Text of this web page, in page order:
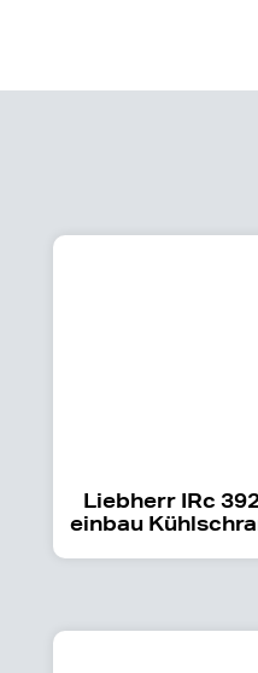
Liebherr IRc
einbau